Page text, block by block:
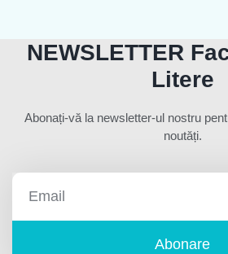
NEWSLETTER
Litere
Abonați-vă la newsletter-ul nostru
noutăți.
Abonare